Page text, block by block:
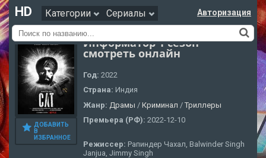
HD Категории Сериалы Авторизация
ДОБАВИТЬ
В
ИЗБРАННОЕ
Информатор 1 сезон
смотреть онлайн
Год: 2022
Страна: Индия
Жанр: Драмы / Криминал / Триллеры
Премьера (РФ): 2022-12-10
Режиссер: Рапиндер Чахал, Balwinder Singh
Janjua, Jimmy Singh